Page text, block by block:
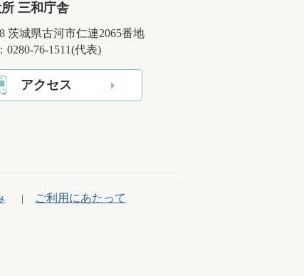
三和庁舎
茨城県古河市仁連2065番地
0280-76-1511(代表)
アクセス
ご利用にあたって